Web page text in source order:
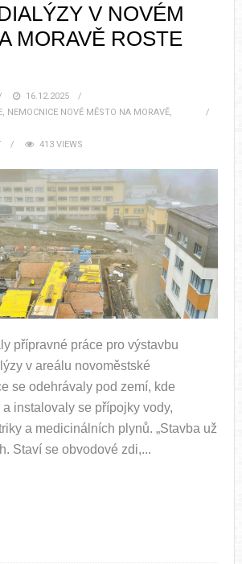
V NOVÉM
MORAVĚ ROSTE
16.12.2025
, NEMOCNICE NOVÉ MĚSTO NA MORAVĚ,
413 VIEWS
přípravné práce pro výstavbu
v areálu novoměstské
se odehrávaly pod zemí, kde
instalovaly se přípojky vody,
a medicinálních plynů. „Stavba už
Staví se obvodové zdi,...